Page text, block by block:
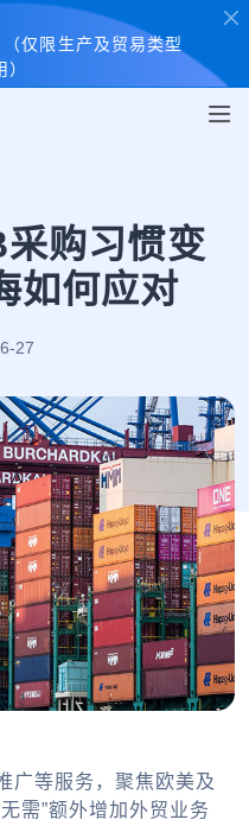
仅限生产及贸易类型
购习惯变
如何应对
27
等服务，聚焦欧美及
需”额外增加外贸业务